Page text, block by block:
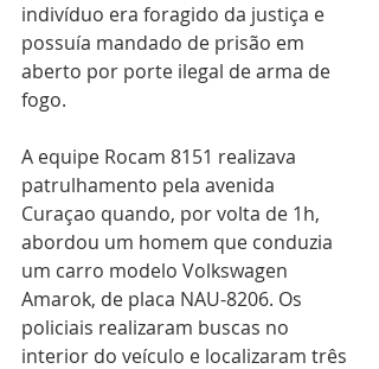
indivíduo era foragido da justiça e
possuía mandado de prisão em
aberto por porte ilegal de arma de
fogo.
A equipe Rocam 8151 realizava
patrulhamento pela avenida
Curaçao quando, por volta de 1h,
abordou um homem que conduzia
um carro modelo Volkswagen
Amarok, de placa NAU-8206. Os
policiais realizaram buscas no
interior do veículo e localizaram três